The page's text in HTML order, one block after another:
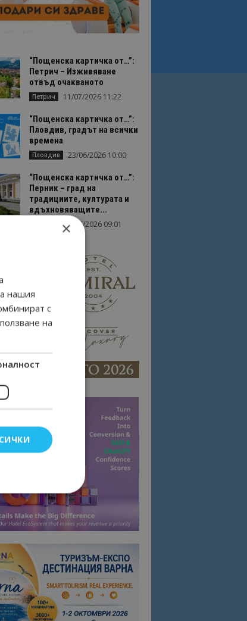
“Пощенска картичка от…”:
Петрич – Изживяване
отвъд очакваното
Петрич 11/07/2026 11:22
“Пощенска картичка от…”:
Пловдив, градът на всички
времена
Пловдив 23/06/2026 10:00
“Пощенска картичка от…”:
Перник – град на
традициите, културата и
вдъхновяващите...
17/06/2026 09:01
×
нашия
с
на
и
на сайта.